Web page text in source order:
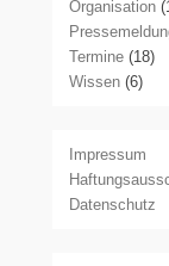
Organisation
Termine (18)
Wissen (6)
Impressum
Datenschutz